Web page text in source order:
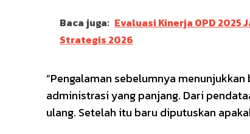
Baca juga: Evaluasi Kinerja OPD 2025
Strategis 2026
“Pengalaman sebelumnya
administrasi yang panjang. Dari
ulang. Setelah itu baru diputuskan